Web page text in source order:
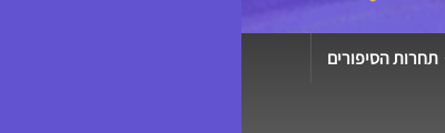
תחרות הסיפורים